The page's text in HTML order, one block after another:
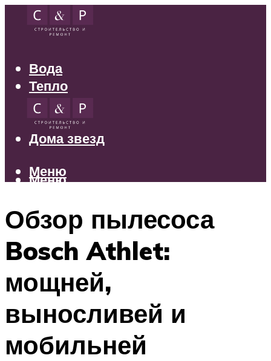
Вода
Тепло
Электрика
Свет
Дома звезд
Меню
Меню
Обзор пылесоса
Bosch Athlet:
мощней,
выносливей и
мобильней